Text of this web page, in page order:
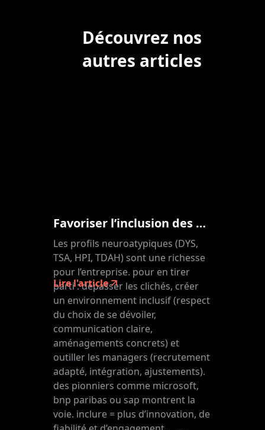
Découvrez nos
autres articles
Favoriser l’inclusion des neuroatypiques en entreprise
Les profils neuroatypiques (DYS,
TSA, HPI, TDAH) sont une richesse
pour l’entreprise. pour en tirer
parti : dépasser les clichés, créer
un environnement inclusif (respect
du choix de se dévoiler,
communication claire,
aménagements concrets) et
outiller les managers (recrutement
adapté, intégration, ajustements).
des pionniers comme microsoft,
bnp paribas ou sap montrent la
voie. inclure = plus d’innovation, de
Lire l'article